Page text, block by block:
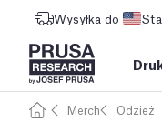
Wysyłka do
Merch Odzież